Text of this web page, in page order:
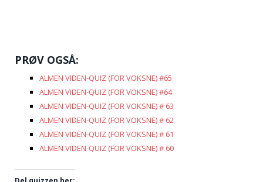
PRØV OGSÅ:
ALMEN VIDEN-QUIZ (FOR VOKSNE) #65
ALMEN VIDEN-QUIZ (FOR VOKSNE) #64
ALMEN VIDEN-QUIZ (FOR VOKSNE) # 63
ALMEN VIDEN-QUIZ (FOR VOKSNE) # 62
ALMEN VIDEN-QUIZ (FOR VOKSNE) # 61
ALMEN VIDEN-QUIZ (FOR VOKSNE) # 60